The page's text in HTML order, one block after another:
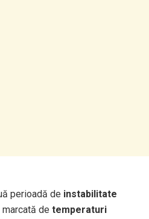
perioadă de instabilitate
marcată de temperaturi